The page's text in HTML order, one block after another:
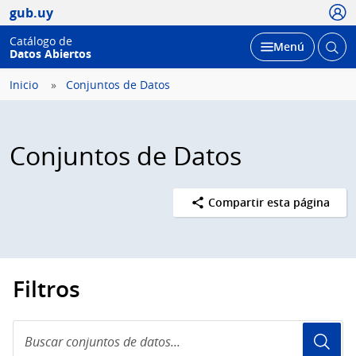
gub.uy
Catálogo de
Datos Abiertos
Desplegar
Menú Abrir
Inicio Conjuntos de Datos
Conjuntos de Datos
Compartir esta página
Filtros
conjuntos